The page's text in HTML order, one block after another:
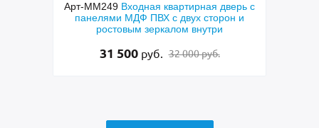
Арт-ММ249 Входная квартирная дверь с
панелями МДФ ПВХ с двух сторон и
ростовым зеркалом внутри
31 500 руб. 32 000 руб.